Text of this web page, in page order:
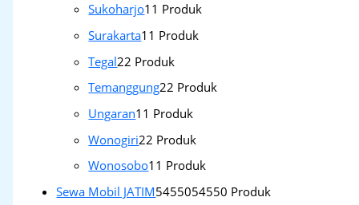
Sukoharjo1 1 Produk
Surakarta1 1 Produk
Tegal22 Produk
Temanggung22 Produk
Ungaran1 1 Produk
Wonogiri22 Produk
Wonosobo1 1 Produk
Sewa Mobil JATIM5455054550 Produk